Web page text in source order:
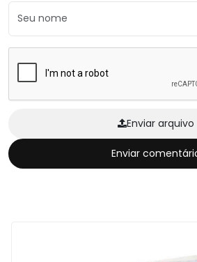
Enviar arquivo
Enviar